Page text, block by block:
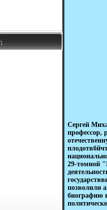
Сергей
профессор,
29-томной
позволили
биографию